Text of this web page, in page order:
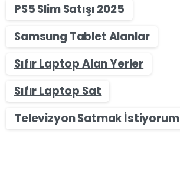
PS5 Slim Satışı 2025
Samsung Tablet Alanlar
Sıfır Laptop Alan Yerler
Sıfır Laptop Sat
Televizyon Satmak İstiyorum